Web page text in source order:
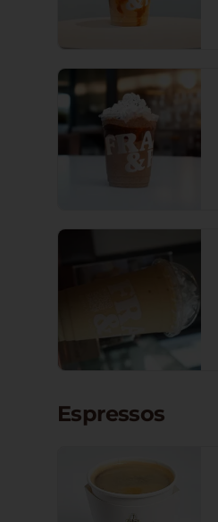
Espressos